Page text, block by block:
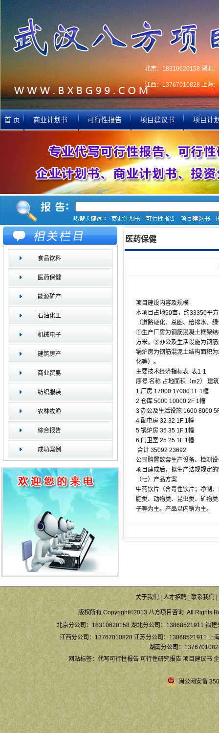
北京：18310620158 湖北
江西：13767010828 上海
首 页 商业计划书 可行性报告 项目建议书 项目计
食品饮料
医药保健
能源矿产
石油化工
机械电子
建筑房产
商业贸易
纺织服装
农林牧渔
综合报告
成功案例
医药保健
项目建设内容及规模
本项目占地50亩，约33350平
（道路硬化、总图、给排水、
①生产厂房为钢筋混凝土框架
方米。③办公及生活设施为钢
锅炉房为钢筋混泥土结构面积
化等）。
主要技术经济指标表 表1-1
序号 名称 占地面积（m2） 建
1 厂房 17000 17000 1F 1幢
2 仓库 5000 10000 2F 1幢
3 办公及生活设施 1600 8000
4 配电房 32 32 1F 1幢
5 锅炉房 35 35 1F 1幢
6 门卫室 25 25 1F 1幢
合计 35092 23692
公司购置数套生产设备、检测
项目建成后，拟生产法规规定
（七）产品方案
中药饮片（含毒性饮片；净制
脂类、动物类、昆虫类、矿物
子等为主。产品以内销为主。
关于我们 | 人才招聘| 联系我们
版权所有 Copyright©2013 八方项目咨询 All Rights
北京分公司：18310620158 湖北分公司：13868521911 福
江西分公司：13767010828 江苏分公司：13868521911 上
湖南分公司：
网站标签：代写可行性报告 可行性研究报告 项目建议书
闽公网安备